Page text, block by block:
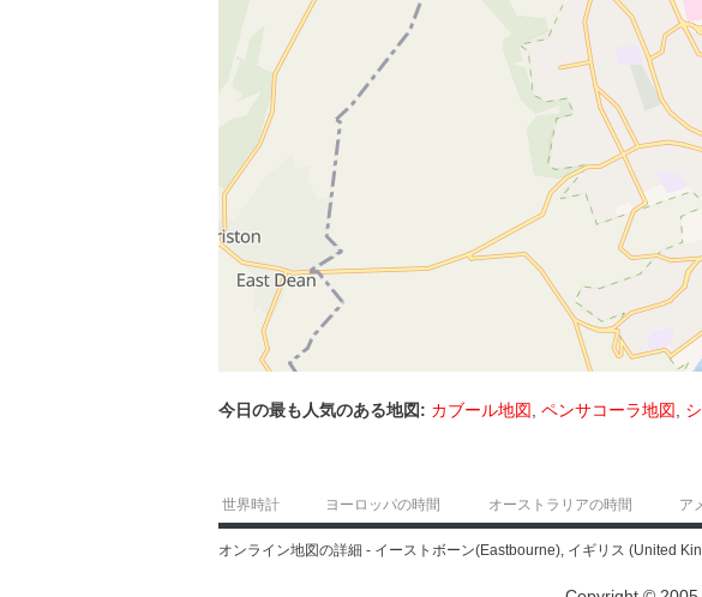
今日の最も人気のある地図: カブール地図 ペンサコーラ地図
世界時計 ヨーロッパの時間 オーストラリアの時間 ア
オンライン地図の詳細 - イーストボーン(Eastbourne), イギリス (United